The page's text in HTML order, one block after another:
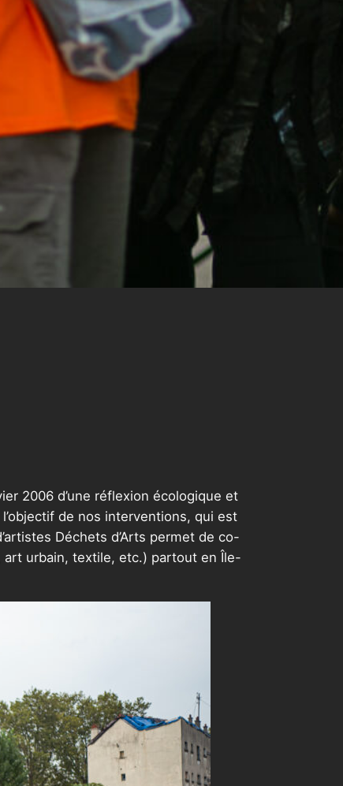
2006 d’une réflexion écologique et
de nos interventions, qui est
Déchets d’Arts permet de co-
urbain, textile, etc.) partout en Île-